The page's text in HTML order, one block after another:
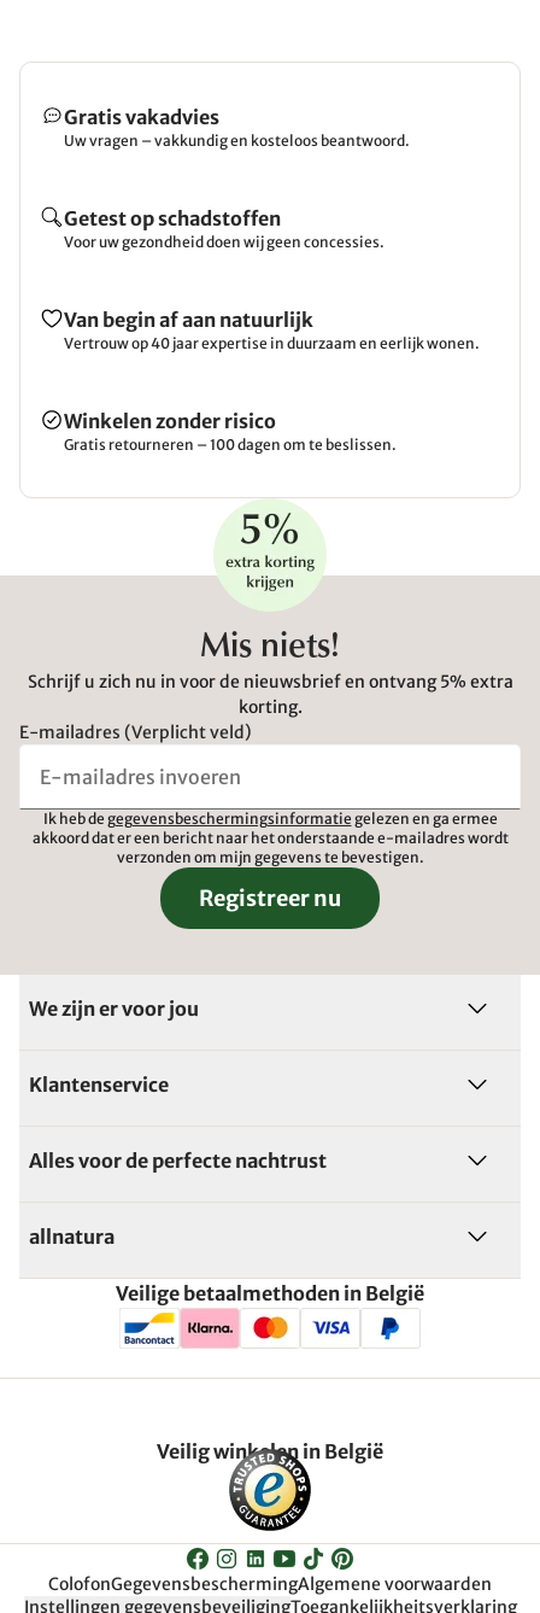
Gratis vakadvies
Uw vragen – vakkundig en kosteloos beantwoord.
Getest op schadstoffen
Voor uw gezondheid doen wij geen concessies.
Van begin af aan natuurlijk
Vertrouw op 40 jaar expertise in duurzaam en eerlijk wonen.
Winkelen zonder risico
Gratis retourneren – 100 dagen om te beslissen.
Mis niets!
Schrijf u zich nu in voor de nieuwsbrief en ontvang 5% extra
korting.
E-mailadres (Verplicht veld)
Ik heb de gegevensbeschermingsinformatie gelezen en ga ermee
akkoord dat er een bericht naar het onderstaande e-mailadres wordt
verzonden om mijn gegevens te bevestigen.
Registreer nu
We zijn er voor jou
Klantenservice
Alles voor de perfecte nachtrust
allnatura
Veilige betaalmethoden in België
Veilig winkelen in België
ColofonGegevensbeschermingAlgemene voorwaarden
Instellingen gegevensbeveiligingToegankelijkheitsverklaring